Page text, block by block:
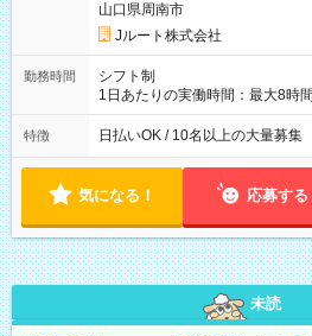
収40万円~50万円／週6日稼働 ＜モデルイメージ＞ ■月収50万
円 (27歳男性/江東区在住)※元建
(日休み) ■月収80万円(43歳男性/墨田区在住)※元営業 1日200個
山口県周南市
Jルート株式会社
勤務時間
シフト制
1日あたりの実働時間：最大8時
働8時間） ※週5日勤務（場所次
によって時間外での勤務可能性
特徴 日払いOK / 10名以上の大量募集
気になる！ 応募する
未読